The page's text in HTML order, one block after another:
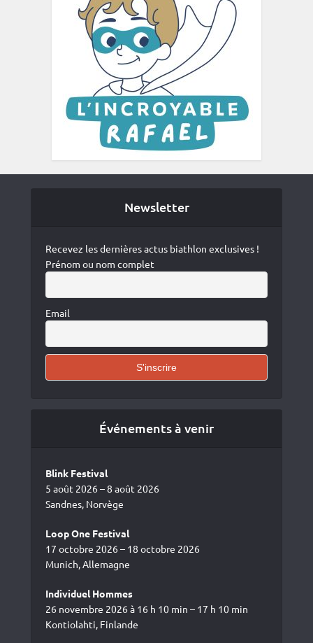
Newsletter
Recevez les dernières actus biathlon exclusives !
Prénom ou nom complet
Email
Événements à venir
Blink Festival
5 août 2026 – 8 août 2026
Sandnes, Norvège
Loop One Festival
17 octobre 2026 – 18 octobre 2026
Munich, Allemagne
Individuel Hommes
26 novembre 2026 à 16 h 10 min – 17 h 10 min
Kontiolahti, Finlande